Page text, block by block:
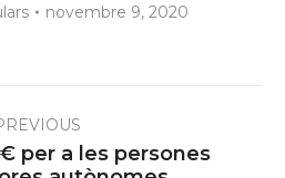
novembre 9, 2020
Previous
per a les persones